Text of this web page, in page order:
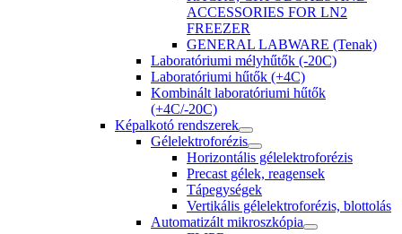
ACCESSORIES FOR LN2
FREEZER
GENERAL LABWARE (Tenak)
Laboratóriumi mélyhűtők (-20C)
Laboratóriumi hűtők (+4C)
Kombinált laboratóriumi hűtők
(+4C/-20C)
Képalkotó rendszerek
Gélelektroforézis
Horizontális gélelektroforézis
Precast gélek, reagensek
Tápegységek
Vertikális gélelektroforézis, blottolás
Automatizált mikroszkópia